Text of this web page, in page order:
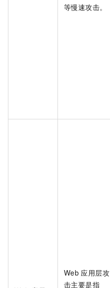
等慢速攻击。
Web 应用层攻
击主要是指